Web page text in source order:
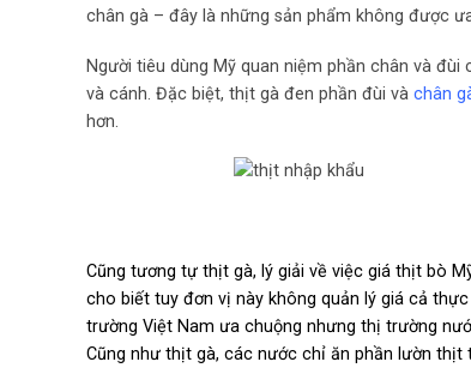
chân gà – đây là những sản phẩm không được
Người tiêu dùng Mỹ quan niệm phần chân và
và cánh. Đặc biệt, thịt gà đen phần đùi và chân
hơn.
Cũng tương tự thịt gà, lý giải về việc giá thịt bò
cho biết tuy đơn vị này không quản lý giá cả
trường Việt Nam ưa chuộng nhưng thị trường
Cũng như thịt gà, các nước chỉ ăn phần lườn thịt